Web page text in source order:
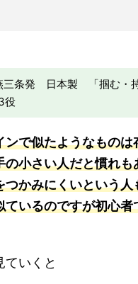
三条発 日本製 「掴む・
役
ンで似たようなものは
の小さい人だと慣れも
つかみにくいという人
ているのですが初心者
ていくと